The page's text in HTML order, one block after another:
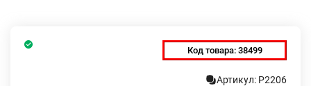
Код товара: 38499
Артикул: P2206